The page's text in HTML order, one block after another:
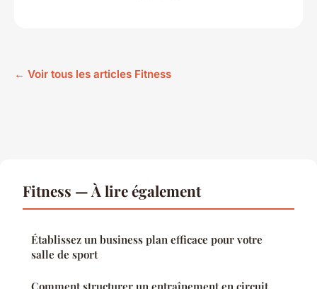
← Voir tous les articles Fitness
Fitness — À lire également
Établissez un business plan efficace pour votre
salle de sport